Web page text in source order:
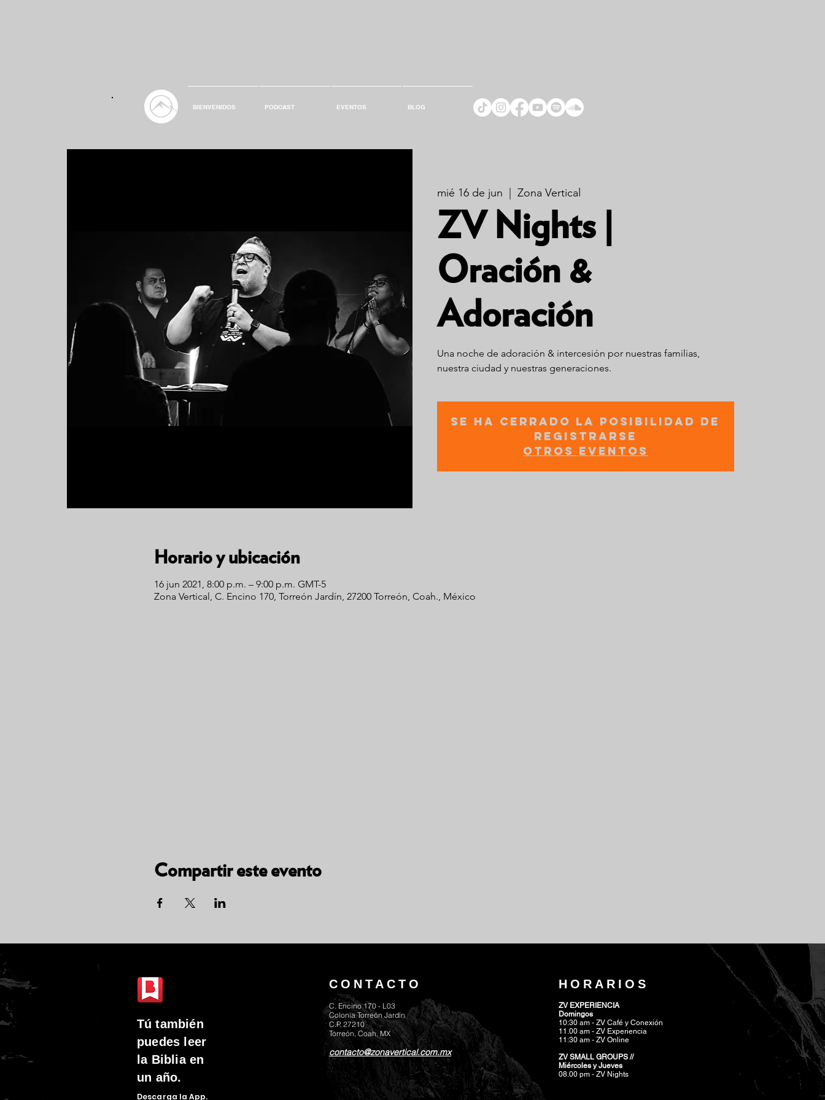
mié 16 de jun Zona Vertical
ZV Nights |
Oración &
Adoración
Una noche de adoración & intercesión por nuestras familias,
nuestra ciudad y nuestras generaciones.
Se ha cerrado la posibilidad de
registrarse
Otros eventos
Horario y ubicación
16 jun 2021, 8:00 p.m. – 9:00 p.m. GMT-5
Zona Vertical, C. Encino 170, Torreón Jardín, 27200 Torreón, Coah., México
Compartir este evento
BIENVENIDOS PODCAST EVENTOS BLOG
Tú también
puedes leer
la Biblia en
un año.
Descarga laApp.
CONTACTO
C. Encino 170 - L03
Colonia Torreón Jardín
C.P. 27210
Torreón, Coah. MX
contacto@zonavertical.com.mx
HORARIOS
ZV EXPERIENCIA
Domingos
10:30 am - ZV Café y Conexión
11.00 am - ZV Experiencia
11:30 am - ZV Online
ZV SMALL GROUPS //
Miércoles y Jueves
08.00 pm - ZV Nights